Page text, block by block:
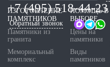
+7 (495) 518-44-23
Обратный звонок
ИЗГОТОВЛЕНИЕ
ПАМЯТНИКОВ
Памятники из
гранита
Мемориальный
комплекс
ПОМОЩЬ В
ВЫБОРЕ
Цены на
памятники
Виды
памятников